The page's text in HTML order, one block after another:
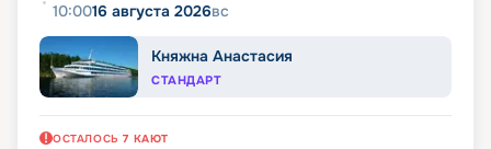
10:0016 августа 2026вс
Княжна Анастасия
СТАНДАРТ
ОСТАЛОСЬ 7 КАЮТ